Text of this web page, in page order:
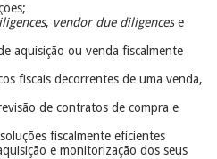
, vendor due diligences e
aquisição ou venda fiscalmente
fiscais decorrentes de uma venda,
de contratos de compra e
fiscalmente eficientes
e monitorização dos seus